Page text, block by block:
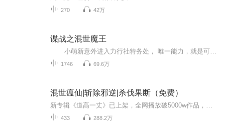
270 42万
谍战之混世魔王
1746 69.6万
混世瘟仙|斩除邪逆|杀伐果断（免费）
433 288.2万